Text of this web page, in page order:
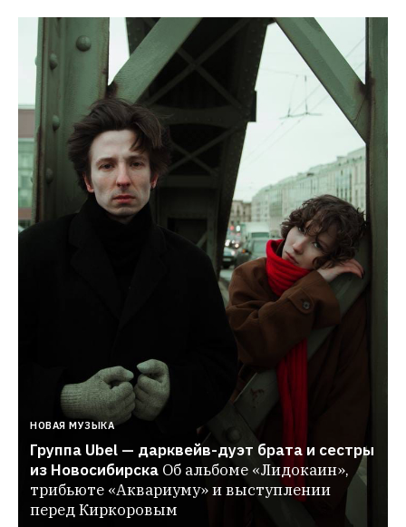
НОВАЯ МУЗЫКА
Группа Ubel — дарквейв-дуэт брата и сестры
из Новосибирска Об альбоме «Лидокаин»,
трибьюте «Аквариуму» и выступлении
перед Киркоровым